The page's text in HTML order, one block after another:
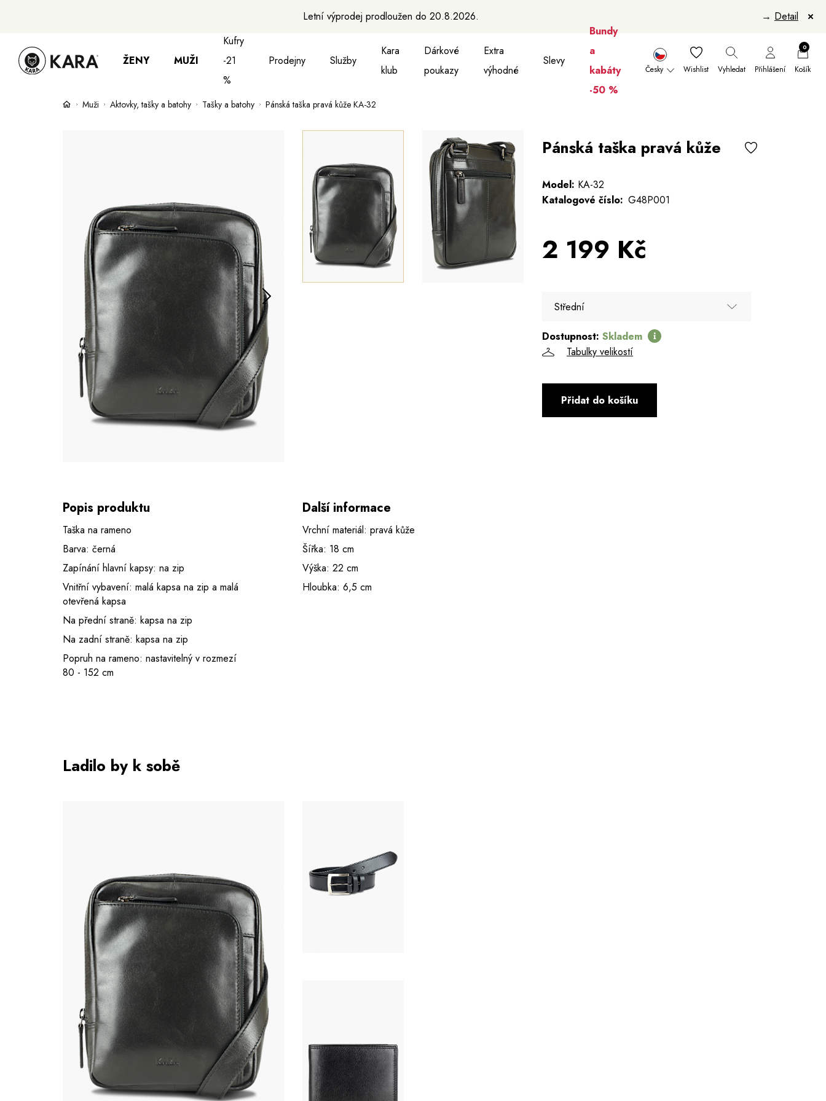
Letní výprodej prodloužen do 20.8.2026. → Detail
ŽENY
Bundy, kabáty a saka Sukně, vesty a košile Kabelky a batohy
MUŽI
Bundy, kabáty a vesty Aktovky, tašky a batohy
Kufry
-21
%
Prodejny Služby
Kara
klub
Dárkové
poukazy
Extra
výhodné
Slevy
Bundy
a
kabáty
-50 %
Česky Wishlist Vyhledat Přihlášení
0
Košík
Muži Aktovky, tašky a batohy Tašky a batohy Pánská taška pravá kůže KA-32
Popis produktu
Taška na rameno
Barva: černá
Zapínání hlavní kapsy: na zip
Vnitřní vybavení: malá kapsa na zip a malá
otevřená kapsa
Na přední straně: kapsa na zip
Na zadní straně: kapsa na zip
Popruh na rameno: nastavitelný v rozmezí
80 - 152 cm
Další informace
Vrchní materiál: pravá kůže
Šířka: 18 cm
Výška: 22 cm
Hloubka: 6,5 cm
Pánská taška pravá kůže
Model: KA-32
Katalogové číslo: G48P001
2 199 Kč
Střední
Střední
Dostupnost: Skladem
Tabulky velikostí
Přidat do košíku
Ladilo by k sobě